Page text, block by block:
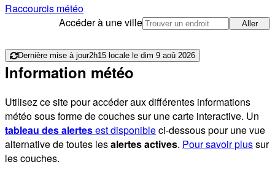
Raccourcis météo
Accéder à une ville
Aller
Dernière mise à jour2h15 locale le dim 9 aoû 2026
Information météo
Utilisez ce site pour accéder aux différentes informations
météo sous forme de couches sur une carte interactive. Un
tableau des alertesest disponibleci-dessous pour une vue
alternative de toutes lesalertes actives. Pour savoir plussur
les couches.